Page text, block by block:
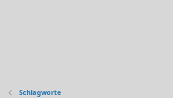
Schlagworte